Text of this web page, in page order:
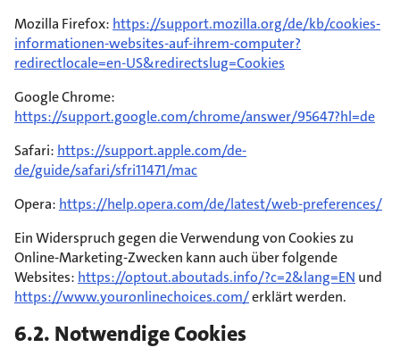
Mozilla Firefox: https://support.mozilla.org/de/kb/cookies-
informationen-websites-auf-ihrem-computer?
redirectlocale=en-US&redirectslug=Cookies
Google Chrome:
https://support.google.com/chrome/answer/95647?hl=de
Safari: https://support.apple.com/de-
de/guide/safari/sfri11471/mac
Opera: https://help.opera.com/de/latest/web-preferences/
Ein Widerspruch gegen die Verwendung von Cookies zu
Online-Marketing-Zwecken kann auch über folgende
Websites: https://optout.aboutads.info/?c=2&lang=EN und
https://www.youronlinechoices.com/erklärt werden.
6.2. Notwendige Cookies